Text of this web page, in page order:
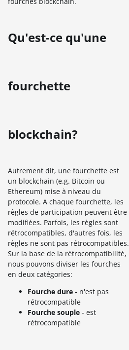
Qu'est-ce qu'une
fourchette
blockchain?
Autrement dit, une fourchette est
un blockchain (e.g. Bitcoin ou
Ethereum) mise à niveau du
protocole. A chaque fourchette, les
règles de participation peuvent être
modifiées. Parfois, les règles sont
rétrocompatibles, d'autres fois, les
règles ne sont pas rétrocompatibles.
Sur la base de la rétrocompatibilité,
nous pouvons diviser les fourches
en deux catégories:
Fourche dure - n'est pas
rétrocompatible
Fourche souple - est
rétrocompatible